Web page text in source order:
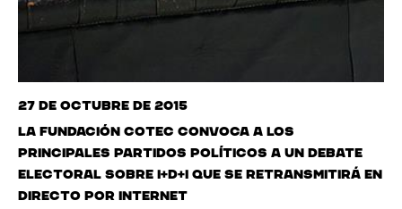
27 de octubre de 2015
La Fundación Cotec convoca a los
principales partidos políticos a un debate
electoral sobre I+D+I que se retransmitirá en
directo por internet